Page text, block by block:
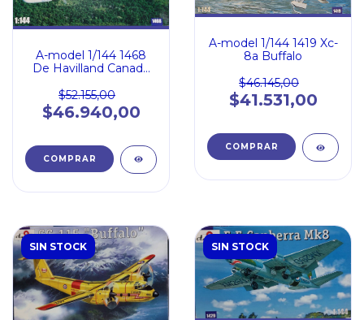
A-model 1/144 1468
De Havilland Canada
$52.155,00
$46.940,00
A-model 1/144 1419 Xc-
8a Buffalo
$46.145,00
$41.531,00
SIN STOCK SIN STOCK